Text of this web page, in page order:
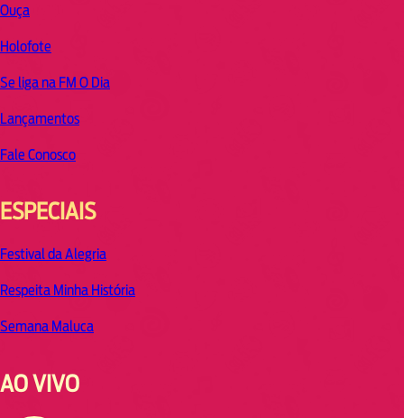
Ouça
Holofote
Se liga na FM O Dia
Lançamentos
Fale Conosco
ESPECIAIS
Festival da Alegria
Respeita Minha História
Semana Maluca
AO VIVO